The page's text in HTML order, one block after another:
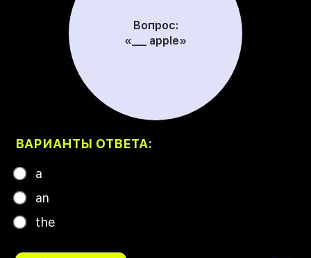
Вопрос:
«___ apple»
ВАРИАНТЫ ОТВЕТА:
a
an
the